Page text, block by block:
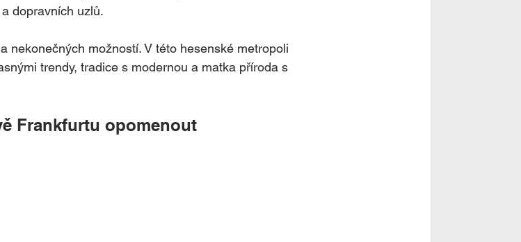
dopravních uzlů.
nekonečných možností. V této hesenské metropoli
trendy, tradice s modernou a matka příroda s
Frankfurtu opomenout